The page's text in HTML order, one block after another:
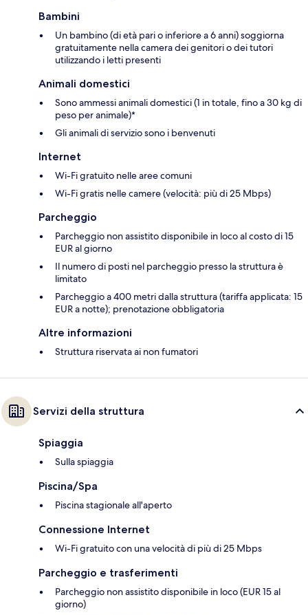
Bambini
Un bambino (di età pari o inferiore a 6 anni) soggiorna
gratuitamente nella camera dei genitori o dei tutori
utilizzando i letti presenti
Animali domestici
Sono ammessi animali domestici (1 in totale, fino a 30 kg di
peso per animale)*
Gli animali di servizio sono i benvenuti
Internet
Wi-Fi gratuito nelle aree comuni
Wi-Fi gratis nelle camere (velocità: più di 25 Mbps)
Parcheggio
Parcheggio non assistito disponibile in loco al costo di 15
EUR al giorno
Il numero di posti nel parcheggio presso la struttura è
limitato
Parcheggio a 400 metri dalla struttura (tariffa applicata: 15
EUR a notte); prenotazione obbligatoria
Altre informazioni
Struttura riservata ai non fumatori
Servizi della struttura
Spiaggia
Sulla spiaggia
Piscina/Spa
Piscina stagionale all'aperto
Connessione Internet
Wi-Fi gratuito con una velocità di più di 25 Mbps
Parcheggio e trasferimenti
Parcheggio non assistito disponibile in loco (EUR 15 al
giorno)